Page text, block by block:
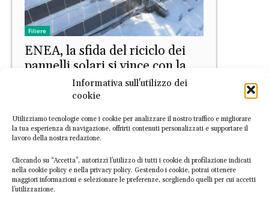
Informativa sull'utilizzo dei
cookie
Utilizziamo tecnologie come i cookie per analizzare il nostro traffico e migliorare
la tua esperienza di navigazione, offrirti contenuti personalizzati e supportare il
lavoro della nostra redazione.
Cliccando su “Accetta”, autorizzi l’utilizzo di tutti i cookie di profilazione indicati
nella cookie policy e nella privacy policy. Gestendo i cookie, potrai ottenere
maggiori informazioni e selezionare le preferenze, scegliendo quelli per cui accetti
l’utilizzazione.
Filiere
ENEA, la sfida del riciclo dei
pannelli solari si vince con la
Tiziano Rugi - 8 Marzo 2025